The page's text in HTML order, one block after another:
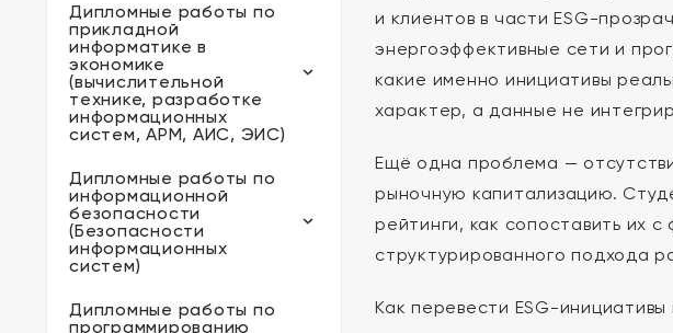
Дипломные работы по
прикладной
информатике в
экономике
(вычислительной
технике, разработке
информационных
систем, АРМ, АИС, ЭИС)
Дипломные работы по
информационной
безопасности
(Безопасности
информационных
систем)
Дипломные работы по
программированию
и клиентов в части ESG-
энергоэффективные сети и
какие именно инициативы
характер, а данные не
Ещё одна проблема —
рыночную капитализацию.
рейтинги, как сопоставить их
структурированного подхода
Как перевести ESG-